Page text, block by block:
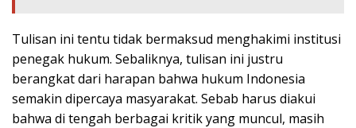
Tulisan ini tentu tidak bermaksud menghakimi institusi
penegak hukum. Sebaliknya, tulisan ini justru
berangkat dari harapan bahwa hukum Indonesia
semakin dipercaya masyarakat. Sebab harus diakui
bahwa di tengah berbagai kritik yang muncul, masih